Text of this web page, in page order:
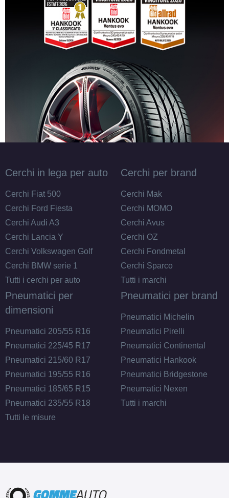
165/80 R13 83T
Disponibile
Disponibile
175/70 R13 82H B
175/70 R13 82T B
Cerchi in lega per auto
Cerchi Fiat 500
Cerchi Ford Fiesta
Cerchi Audi A3
Cerchi Lancia Y
Cerchi Volkswagen Golf
Cerchi BMW serie 1
Tutti i cerchi per auto
Cerchi per brand
Cerchi Mak
Cerchi MOMO
Cerchi Avus
Cerchi OZ
Cerchi Fondmetal
Cerchi Sparco
Tutti i marchi
Pneumatici per
dimensioni
Pneumatici 205/55 R16
Pneumatici 225/45 R17
Pneumatici 215/60 R17
Pneumatici 195/55 R16
Pneumatici 185/65 R15
Pneumatici 235/55 R18
Tutti le misure
Pneumatici per brand
Pneumatici Michelin
Pneumatici Pirelli
Pneumatici Continental
Pneumatici Hankook
Pneumatici Bridgestone
Pneumatici Nexen
Tutti i marchi